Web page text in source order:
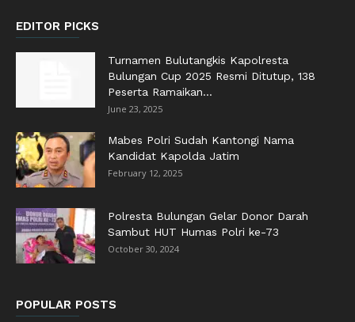
EDITOR PICKS
Turnamen Bulutangkis Kapolresta
Bulungan Cup 2025 Resmi Ditutup, 138
Peserta Ramaikan...
June 23, 2025
Mabes Polri Sudah Kantongi Nama
Kandidat Kapolda Jatim
February 12, 2025
Polresta Bulungan Gelar Donor Darah
Sambut HUT Humas Polri ke-73
October 30, 2024
POPULAR POSTS